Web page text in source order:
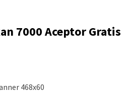
7000 Aceptor Gratis